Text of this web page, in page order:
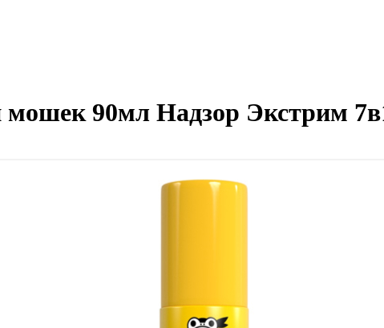
мошек 90мл Надзор Экстрим